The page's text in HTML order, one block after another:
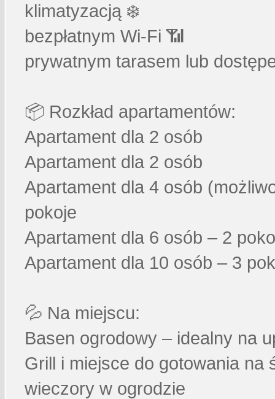
klimatyzacją ❄️
bezpłatnym Wi-Fi 📶
prywatnym tarasem lub
📦 Rozkład apartamentów:
Apartament dla 2 osób
Apartament dla 2 osób
Apartament dla 4 osób
pokoje
Apartament dla 6 osób – 2
Apartament dla 10 osób – 3
💦 Na miejscu:
Basen ogrodowy – idealny na
Grill i miejsce do gotowania na
wieczory w ogrodzie